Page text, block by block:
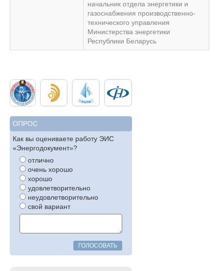
начальник отдела энергетики и
газоснабжения производственно-
технического управления
Министерства энергетики
Республики Беларусь
ОПРОС
Как вы оцениваете работу ЭИС
«Энергодокумент»?
отлично
очень хорошо
хорошо
удовлетворительно
неудовлетворительно
свой вариант
ГОЛОСОВАТЬ